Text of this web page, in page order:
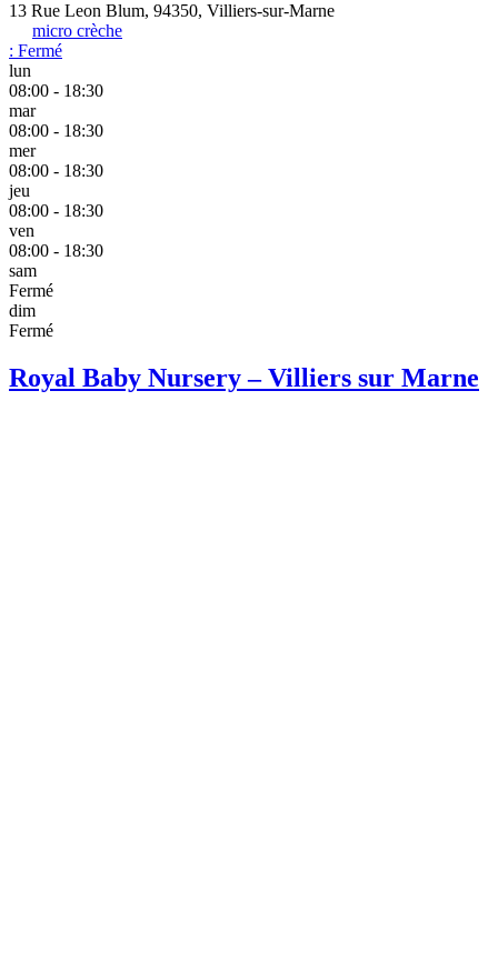
13 Rue Leon Blum, 94350, Villiers-sur-Marne
micro crèche
: Fermé
lun
08:00 - 18:30
mar
08:00 - 18:30
mer
08:00 - 18:30
jeu
08:00 - 18:30
ven
08:00 - 18:30
sam
Fermé
dim
Fermé
Royal Baby Nursery – Villiers sur Marne